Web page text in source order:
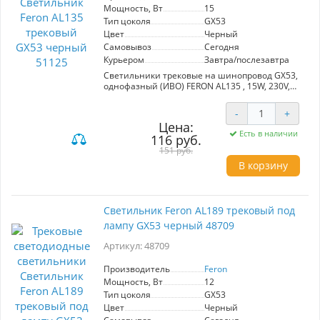
делает его практичным выбором для любого
интерьера.
Мощность, Вт
15
Тип цоколя
GX53
Цвет
Черный
Самовывоз
Сегодня
Курьером
Завтра/послезавтра
Светильники трековые на шинопровод GX53,
однофазный (ИВО) FERON AL135 , 15W, 230V,
Цена:
116 руб.
151 руб.
- +
Есть в наличии
В корзину
Светильник Feron AL189 трековый под
лампу GX53 черный 48709
Артикул: 48709
Производитель
Feron
Мощность, Вт
12
Тип цоколя
GX53
Цвет
Черный